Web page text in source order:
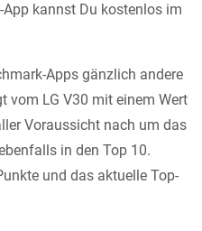
kannst Du kostenlos im
Apps gänzlich andere
vom LG V30 mit einem Wert
Voraussicht nach um das
in den Top 10.
und das aktuelle Top-